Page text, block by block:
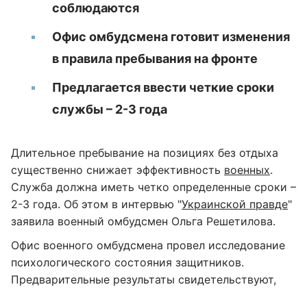
соблюдаются
Офис омбудсмена готовит изменения
в правила пребывания на фронте
Предлагается ввести четкие сроки
службы – 2-3 года
Длительное пребывание на позициях без отдыха
существенно снижает эффективность военных.
Служба должна иметь четко определенные сроки –
2-3 года. Об этом в интервью "Украинской правде"
заявила военный омбудсмен Ольга Решетилова.
Офис военного омбудсмена провел исследование
психологического состояния защитников.
Предварительные результаты свидетельствуют,